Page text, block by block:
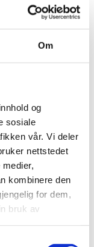
Om
og
sosiale
vår. Vi deler
nettstedet
kombinere den
for dem,
bruk av
av private
hovedsakelig i